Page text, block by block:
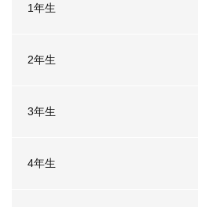
1年生
2年生
3年生
4年生